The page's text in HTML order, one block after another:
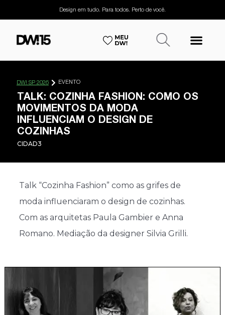
Design em tudo. Para todos. Perto de você.
DW! SP 2026 EVENTO
TALK: COZINHA FASHION: COMO OS
MOVIMENTOS DA MODA
INFLUENCIAM O DESIGN DE
COZINHAS
CIDAD3
Talk “Cozinha Fashion” como as grifes de
moda influenciaram o design de cozinhas.
Com as arquitetas Paula Gambier e Anna
Romano. Mediação da designer Silvia Grilli.